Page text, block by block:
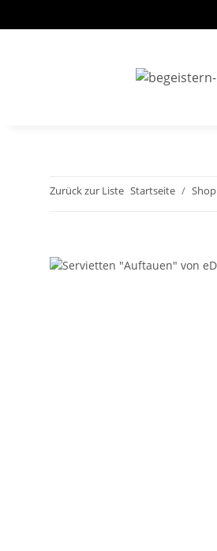
Zurück zur Liste Startseite Shop